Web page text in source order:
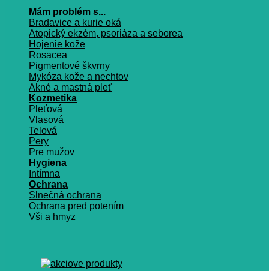
Mám problém s...
Bradavice a kurie oká
Atopický ekzém, psoriáza a seborea
Hojenie kože
Rosacea
Pigmentové škvrny
Mykóza kože a nechtov
Akné a mastná pleť
Kozmetika
Pleťová
Vlasová
Telová
Pery
Pre mužov
Hygiena
Intímna
Ochrana
Slnečná ochrana
Ochrana pred potením
Vši a hmyz